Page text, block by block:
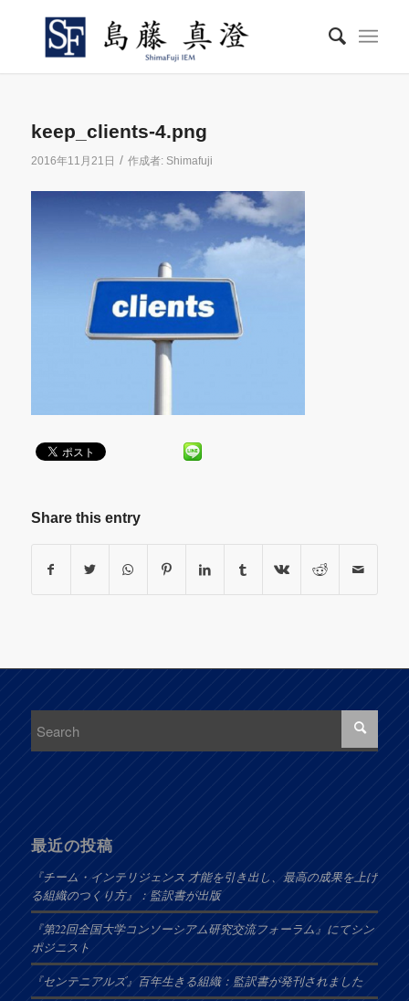
keep_clients-4.png
2016年11月21日 / 作成者: Shimafuji
Share this entry
最近の投稿
『チーム・インテリジェンス 才能を引き出し、最高の成果を上げ
る組織のつくり方』：監訳書が出版
『第22回全国大学コンソーシアム研究交流フォーラム』にてシン
ポジニスト
『センテニアルズ』百年生きる組織：監訳書が発刊されました